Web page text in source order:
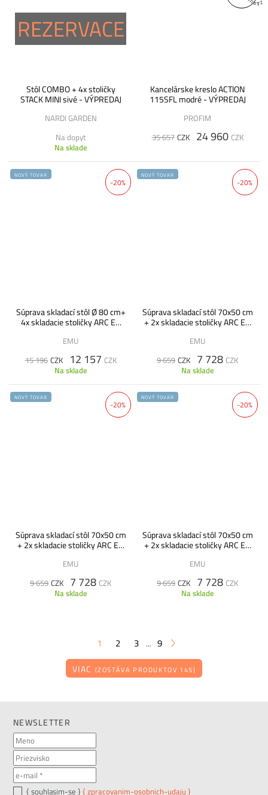
REZERVACE
Stôl COMBO + 4x stoličky
STACK MINI sivé - VÝPREDAJ
NARDI GARDEN
Na dopyt
Na sklade
Kancelárske kreslo ACTION
115SFL modré - VÝPREDAJ
PROFIM
35 657 CZK 24 960 CZK
-20%
NOVÝ TOVAR
Súprava skladací stôl Ø 80 cm+
4x skladacie stoličky ARC EN
EMU
15 196 CZK 12 157 CZK
Na sklade
-20%
NOVÝ TOVAR
Súprava skladací stôl 70x50 cm
+ 2x skladacie stoličky ARC EN
EMU
9 659 CZK 7 728 CZK
Na sklade
-20%
NOVÝ TOVAR
Súprava skladací stôl 70x50 cm
+ 2x skladacie stoličky ARC EN
EMU
9 659 CZK 7 728 CZK
Na sklade
-20%
NOVÝ TOVAR
Súprava skladací stôl 70x50 cm
+ 2x skladacie stoličky ARC EN
EMU
9 659 CZK 7 728 CZK
Na sklade
1 2 3 ... 9
VIAC (ZOSTÁVA PRODUKTOV 145)
NEWSLETTER
{ souhlasim-se } { zpracovanim-osobnich-udaju }